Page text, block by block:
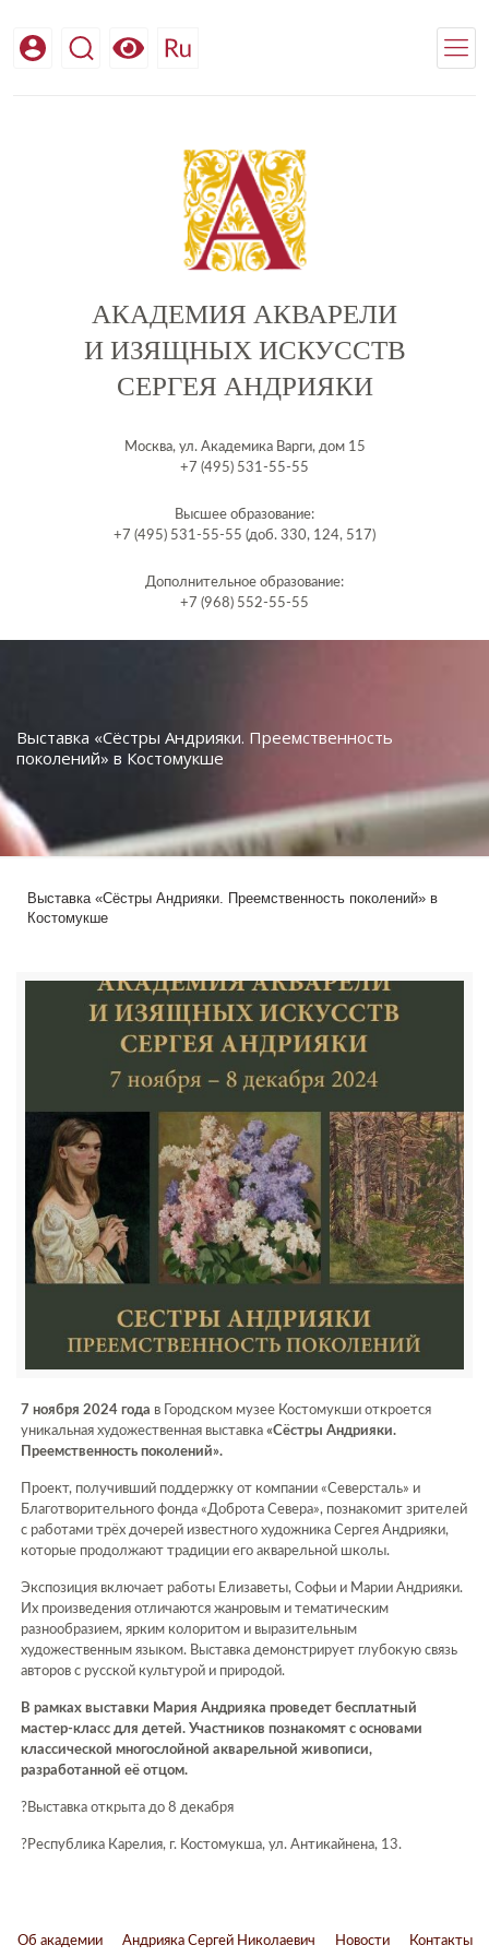
АКАДЕМИЯ АКВАРЕЛИ
И ИЗЯЩНЫХ ИСКУССТВ
СЕРГЕЯ АНДРИЯКИ
Москва, ул. Академика Варги, дом 15
+7 (495) 531-55-55
Высшее образование:
+7 (495) 531-55-55 (доб. 330, 124, 517)
Дополнительное образование:
+7 (968) 552-55-55
Выставка «Сёстры Андрияки. Преемственность
поколений» в Костомукше
Выставка «Сёстры Андрияки. Преемственность поколений» в
Костомукше
7 ноября 2024 года в Городском музее Костомукши откроется
уникальная художественная выставка«Сёстры Андрияки.
Преемственность поколений».
Проект, получивший поддержку от компании «Северсталь» и
Благотворительного фонда «Доброта Севера», познакомит зрителей
с работами трёх дочерей известного художника Сергея Андрияки,
которые продолжают традиции его акварельной школы.
Экспозиция включает работы Елизаветы, Софьи и Марии Андрияки.
Их произведения отличаются жанровым и тематическим
разнообразием, ярким колоритом и выразительным
художественным языком. Выставка демонстрирует глубокую связь
авторов с русской культурой и природой.
В рамках выставки Мария Андрияка проведет бесплатный
мастер-класс для детей. Участников познакомят с основами
классической многослойной акварельной живописи,
разработанной её отцом.
?Выставка открыта до 8 декабря
?Республика Карелия, г. Костомукша, ул. Антикайнена, 13.
Об академии Андрияка Сергей Николаевич Новости Контакты